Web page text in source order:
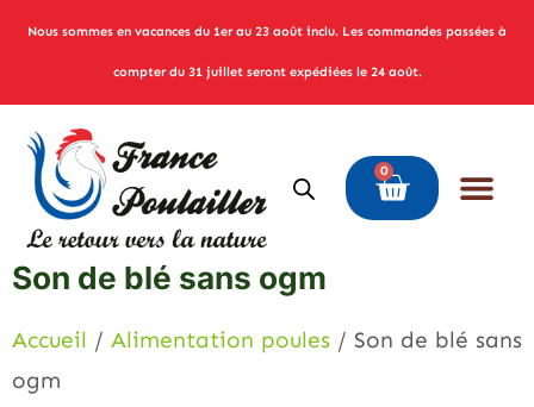
Nous sommes en vacances du 1er au 23 août inclu. Les commandes passées à
compter du 31 juillet seront expédiées le 24 août.
0
Son de blé sans ogm
Accueil / Alimentation poules / Son de blé sans
ogm